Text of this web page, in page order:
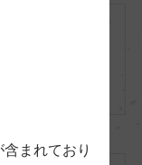
』目的と効果を
まれており